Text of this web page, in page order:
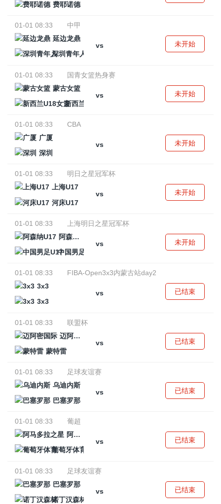
费耶诺德
01-01 08:33
中甲
延边龙鼎
vs
深圳青年人
未开始
01-01 08:33
国青女篮热身赛
蒙古女篮
vs
新西兰U18女篮
未开始
01-01 08:33
CBA
广厦
vs
深圳
未开始
01-01 08:33
明日之星冠军杯
上海U17
vs
河床U17
未开始
01-01 08:33
上海明日之星冠军杯
阿森纳U17
vs
中国男足U17
未开始
01-01 08:33
FIBA-Open3x3内蒙古站day2
3x3
vs
3x3
已结束
01-01 08:33
联盟杯
迈阿密国际
vs
蒙特雷
已结束
01-01 08:33
足球友谊赛
乌迪内斯
vs
巴塞罗那
已结束
01-01 08:33
葡超
阿马多拉之星
vs
葡萄牙体育
已结束
01-01 08:33
足球友谊赛
巴塞罗那
vs
诺丁汉森林
已结束